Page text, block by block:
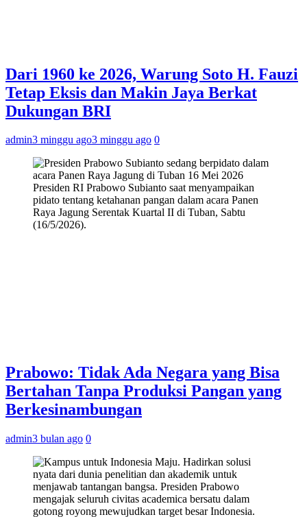
Dari 1960 ke 2026, Warung Soto H. Fauzi
Tetap Eksis dan Makin Jaya Berkat
Dukungan BRI
admin3 minggu ago3 minggu ago 0
Presiden RI Prabowo Subianto saat menyampaikan
pidato tentang ketahanan pangan dalam acara Panen
Raya Jagung Serentak Kuartal II di Tuban, Sabtu
(16/5/2026).
Prabowo: Tidak Ada Negara yang Bisa
Bertahan Tanpa Produksi Pangan yang
Berkesinambungan
admin3 bulan ago 0